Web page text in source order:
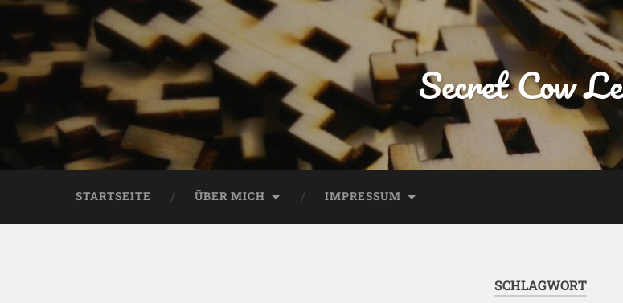
Secret Cow
STARTSEITE ÜBER MICH IMPRESSUM
SCHLAGWORT